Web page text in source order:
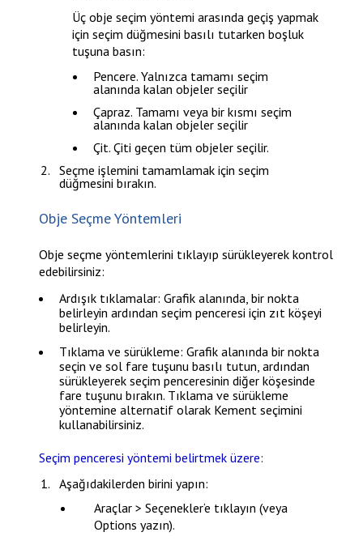
Üç obje seçim yöntemi arasında geçiş yapmak
için seçim düğmesini basılı tutarken boşluk
tuşuna basın:
Pencere. Yalnızca tamamı seçim
alanında kalan objeler seçilir
Çapraz. Tamamı veya bir kısmı seçim
alanında kalan objeler seçilir
Çit. Çiti geçen tüm objeler seçilir.
Seçme işlemini tamamlamak için seçim
düğmesini bırakın.
Obje Seçme Yöntemleri
Obje seçme yöntemlerini tıklayıp sürükleyerek kontrol
edebilirsiniz:
Ardışık tıklamalar: Grafik alanında, bir nokta
belirleyin ardından seçim penceresi için zıt köşeyi
belirleyin.
Tıklama ve sürükleme: Grafik alanında bir nokta
seçin ve sol fare tuşunu basılı tutun, ardından
sürükleyerek seçim penceresinin diğer köşesinde
fare tuşunu bırakın. Tıklama ve sürükleme
yöntemine alternatif olarak Kement seçimini
kullanabilirsiniz.
Seçim penceresi yöntemi belirtmek üzere:
Aşağıdakilerden birini yapın:
Araçlar > Seçenekler‘e tıklayın (veya
Options yazın).